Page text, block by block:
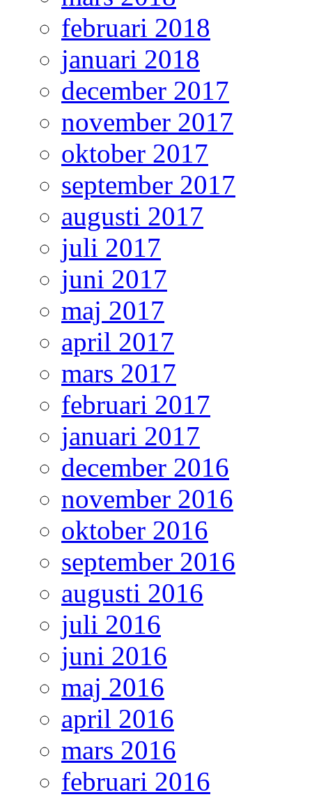
februari 2018
januari 2018
december 2017
november 2017
oktober 2017
september 2017
augusti 2017
juli 2017
juni 2017
maj 2017
april 2017
mars 2017
februari 2017
januari 2017
december 2016
november 2016
oktober 2016
september 2016
augusti 2016
juli 2016
juni 2016
maj 2016
april 2016
mars 2016
februari 2016